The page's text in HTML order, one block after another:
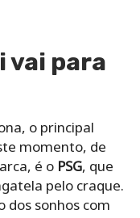
vai para
o principal
momento, de
é o PSG, que
pelo craque.
dos sonhos com